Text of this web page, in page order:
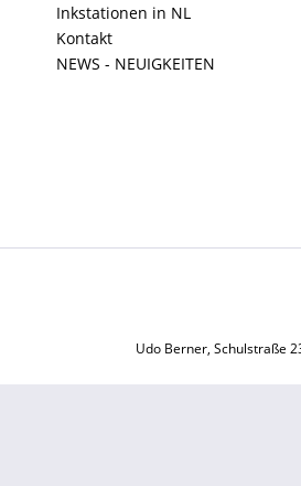
Inkstationen in NL
Kontakt
NEWS - NEUIGKEITEN
Udo Berner, Schulstraße